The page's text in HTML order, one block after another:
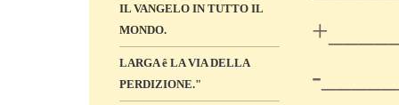
IL VANGELO IN TUTTO IL
MONDO.
LARGA ê LA VIA DELLA
PERDIZIONE."
-